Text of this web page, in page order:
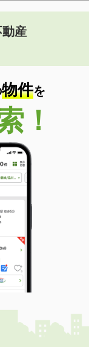
産
物件を
！